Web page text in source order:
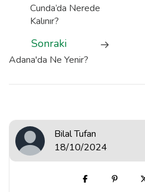
Cunda’da Nerede
Kalınır?
Sonraki
Adana'da Ne Yenir?
Bilal Tufan
18/10/2024